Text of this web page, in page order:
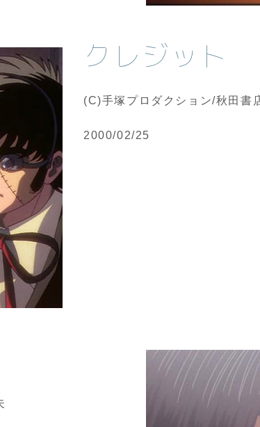
クレジット
(C)手塚プロダクション/秋田書
2000/02/25